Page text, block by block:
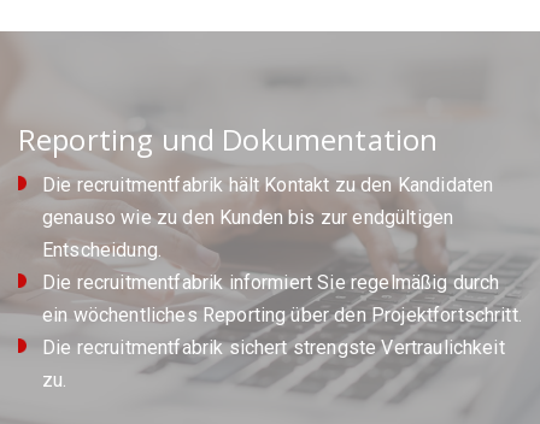
Reporting und Dokumentation
Die recruitmentfabrik hält Kontakt zu den Kandidaten
genauso wie zu den Kunden bis zur endgültigen
Entscheidung.
Die recruitmentfabrik informiert Sie regelmäßig durch
ein wöchentliches Reporting über den Projektfortschritt.
Die recruitmentfabrik sichert strengste Vertraulichkeit
zu.